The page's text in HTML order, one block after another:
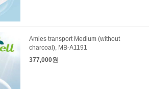
Amies transport Medium (without
charcoal), MB-A1191
377,000원